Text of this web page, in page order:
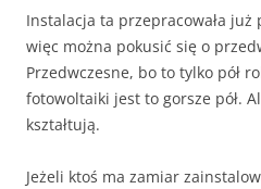
Instalacja ta przepracowała już
więc można pokusić się o
Przedwczesne, bo to tylko pół
fotowoltaiki jest to gorsze pół.
kształtują.
Jeżeli ktoś ma zamiar